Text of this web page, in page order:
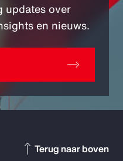
updates over
en nieuws.
Terug naar boven